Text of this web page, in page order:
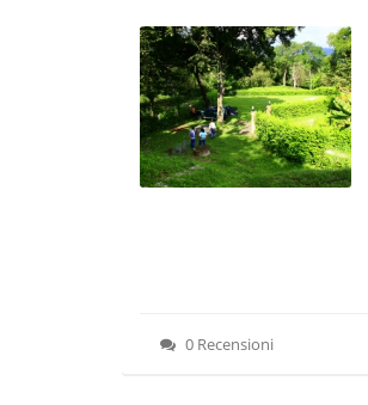
0 Recensioni